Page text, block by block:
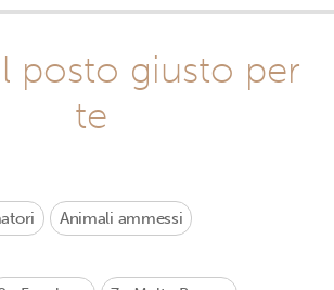
posto giusto per
te
Animali ammessi